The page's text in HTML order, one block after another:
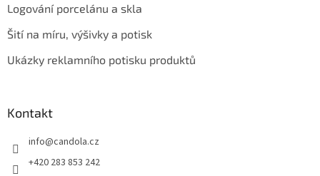
Logování porcelánu a skla
Šití na míru, výšivky a potisk
Ukázky reklamního potisku produktů
Kontakt
info@candola.cz
+420 283 853 242